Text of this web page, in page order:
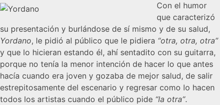
Con el humor
que caracterizó
su presentación y burlándose de sí mismo y de su salud,
Yordano, le pidió al público que le pidiera “otra, otra, otra”
y que lo hicieran estando él, ahí sentadito con su guitarra,
porque no tenía la menor intención de hacer lo que antes
hacía cuando era joven y gozaba de mejor salud, de salir
estrepitosamente del escenario y regresar como lo hacen
todos los artistas cuando el público pide “la otra”.